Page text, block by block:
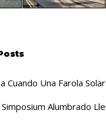
Cuando Una Farola Solar
Alumbrado